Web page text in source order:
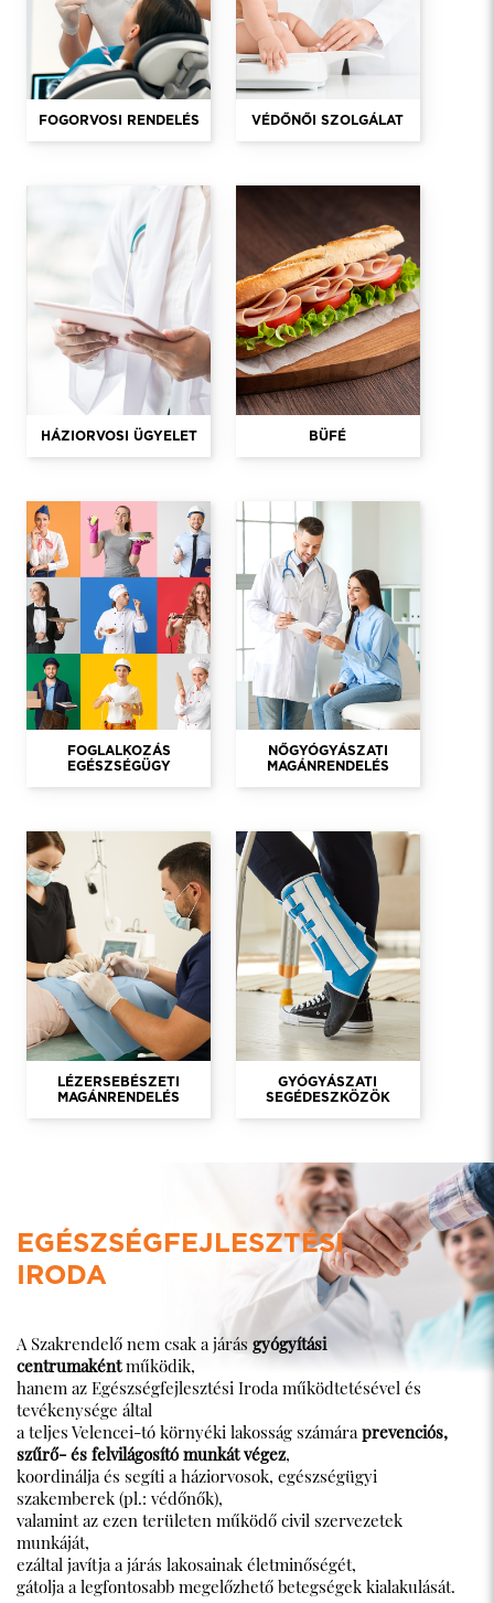
FOGORVOSI RENDELÉS VÉDŐNŐI SZOLGÁLAT
HÁZIORVOSI ÜGYELET BÜFÉ
FOGLALKOZÁS
EGÉSZSÉGÜGY
NŐGYÓGYÁSZATI
MAGÁNRENDELÉS
LÉZERSEBÉSZETI
MAGÁNRENDELÉS
GYÓGYÁSZATI
SEGÉDESZKÖZÖK
EGÉSZSÉGFEJLESZTÉSI
IRODA
A Szakrendelő nem csak a járás gyógyítási
centrumakéntműködik,
hanem az Egészségfejlesztési Iroda működtetésével és
tevékenysége által
a teljes Velencei-tó környéki lakosság számáraprevenciós,
szűrő- és felvilágosító munkát végez,
koordinálja és segíti a háziorvosok, egészségügyi
szakemberek (pl.: védőnők),
valamint az ezen területen működő civil szervezetek
munkáját,
ezáltal javítja a járás lakosainak életminőségét,
gátolja a legfontosabb megelőzhető betegségek kialakulását.